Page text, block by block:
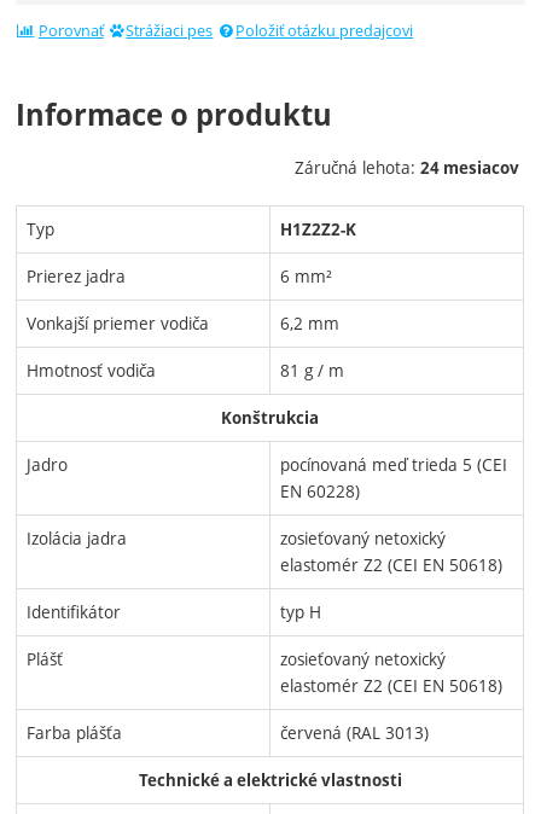
Porovnať Strážiaci pes Položiť otázku predajcovi
Informace o produktu
Záručná lehota: 24 mesiacov
Typ H1Z2Z2-K
Prierez jadra 6 mm²
Vonkajší priemer vodiča 6,2 mm
Hmotnosť vodiča 81 g / m
Konštrukcia
Jadro
pocínovaná meď trieda 5 (CEI
EN 60228)
Izolácia jadra
zosieťovaný netoxický
elastomér Z2 (CEI EN 50618)
Identifikátor typ H
Plášť
zosieťovaný netoxický
elastomér Z2 (CEI EN 50618)
Farba plášťa červená (RAL 3013)
Technické a elektrické vlastnosti